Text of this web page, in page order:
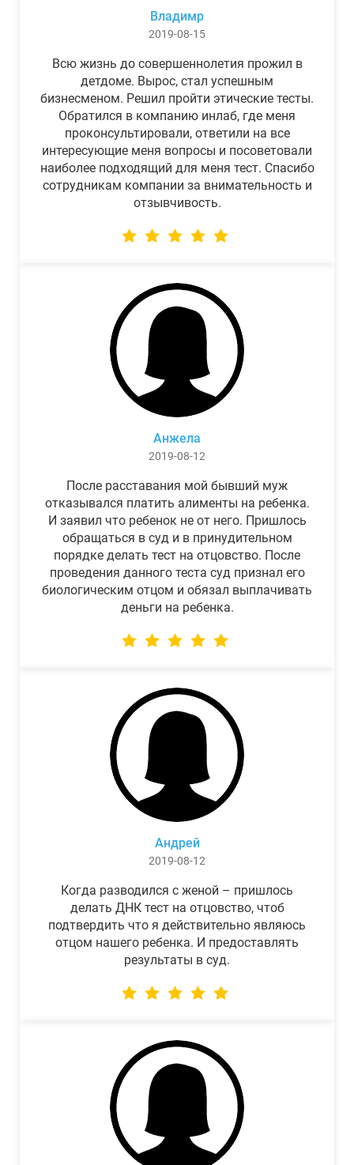
Владимр
2019-08-15
Всю жизнь до совершеннолетия прожил в
детдоме. Вырос, стал успешным
бизнесменом. Решил пройти этические тесты.
Обратился в компанию инлаб, где меня
проконсультировали, ответили на все
интересующие меня вопросы и посоветовали
наиболее подходящий для меня тест. Спасибо
сотрудникам компании за внимательность и
отзывчивость.
Анжела
2019-08-12
После расставания мой бывший муж
отказывался платить алименты на ребенка.
И заявил что ребенок не от него. Пришлось
обращаться в суд и в принудительном
порядке делать тест на отцовство. После
проведения данного теста суд признал его
биологическим отцом и обязал выплачивать
деньги на ребенка.
Андрей
2019-08-12
Когда разводился с женой – пришлось
делать ДНК тест на отцовство, чтоб
подтвердить что я действительно являюсь
отцом нашего ребенка. И предоставлять
результаты в суд.